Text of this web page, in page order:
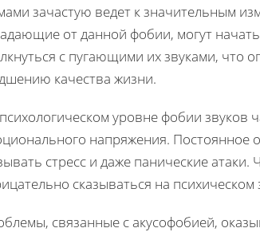
зачастую ведет к значительным
от данной фобии, могут
с пугающими их звуками, что
качества жизни.
уровне фобии звуков
напряжения. Постоянное
стресс и даже панические
сказываться на
связанные с акусофобией,